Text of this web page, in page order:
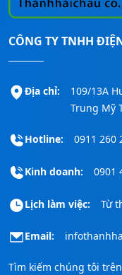
CÔNG TY TNHH
Địa chỉ:
109/13A
Trung Mỹ
Hotline: 0911 260
Kinh doanh: 0901
Lịch làm việc: Từ
Email:
Tìm kiếm chúng tôi trên